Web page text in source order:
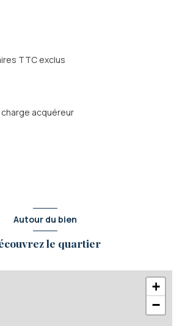
TTC exclus
acquéreur
Autour du bien
le quartier
+
−